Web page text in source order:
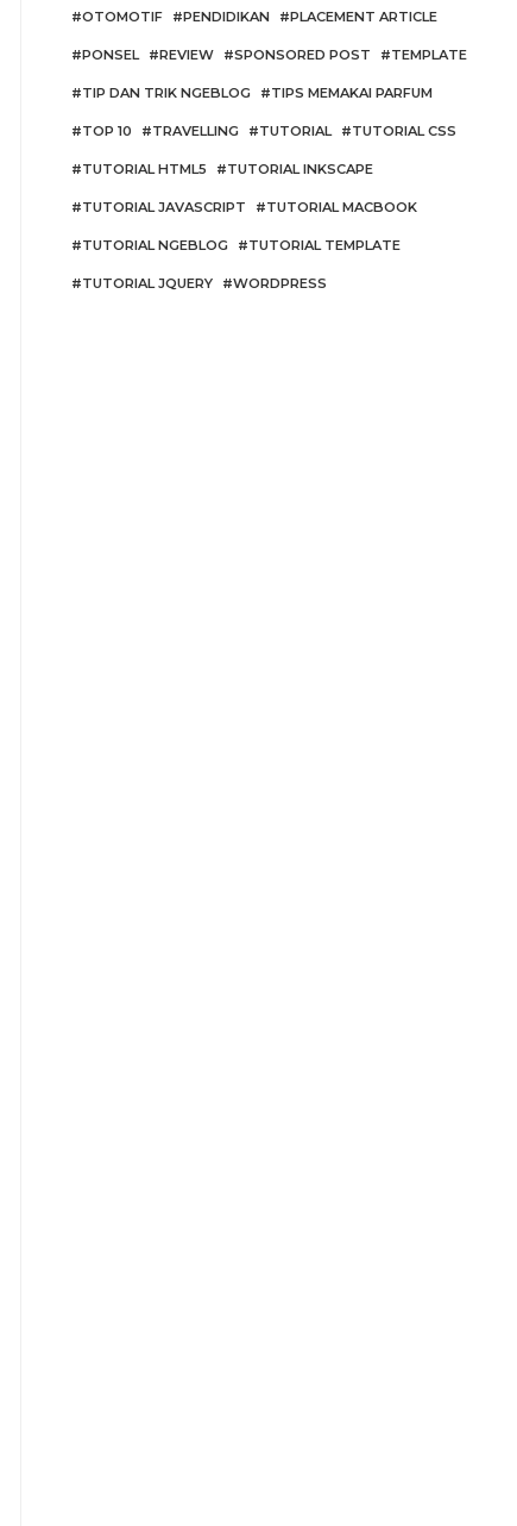
OTOMOTIF PENDIDIKAN PLACEMENT ARTICLE
PONSEL REVIEW SPONSORED POST TEMPLATE
TIP DAN TRIK NGEBLOG TIPS MEMAKAI PARFUM
TOP 10 TRAVELLING TUTORIAL TUTORIAL CSS
TUTORIAL HTML5 TUTORIAL INKSCAPE
TUTORIAL JAVASCRIPT TUTORIAL MACBOOK
TUTORIAL NGEBLOG TUTORIAL TEMPLATE
TUTORIAL JQUERY WORDPRESS